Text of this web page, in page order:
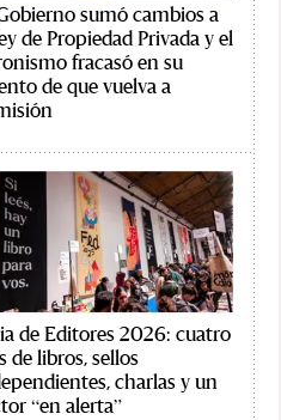
sumó cambios a
de Propiedad Privada y el
fracasó en su
de que vuelva a
de Editores 2026: cuatro
de libros, sellos
charlas y un
“en alerta”